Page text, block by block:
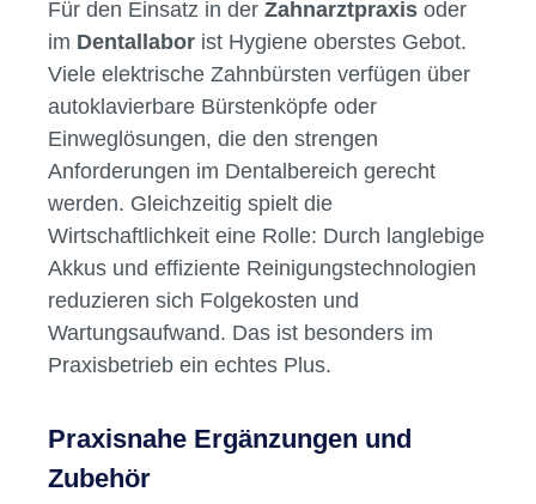
Intensitätsstufen – wichtige Features, um die
Zahnreinigung individuell an die Bedürfnisse
der Patienten anzupassen.
Hygiene und Wirtschaftlichkeit im
Fokus
Für den Einsatz in der Zahnarztpraxisoder
imDentallabor
ist Hygiene oberstes Gebot.
Viele elektrische Zahnbürsten verfügen über
autoklavierbare Bürstenköpfe oder
werden. Gleichzeitig spielt die
Wirtschaftlichkeit eine Rolle: Durch langlebige